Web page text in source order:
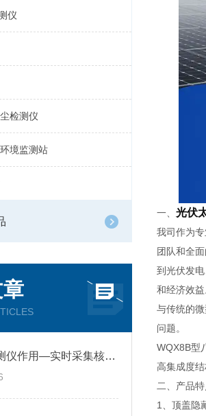
仪
检测仪
境监测站
​光伏环境监测仪作用—实时采集核心环境参数，提前规避光伏设备受损隐患
一、 光伏
我司作为
团队和全
到光伏发
和经济效
与传统的
问题。
WQX8B型
高集成度
二、产品
1、顶盖隐